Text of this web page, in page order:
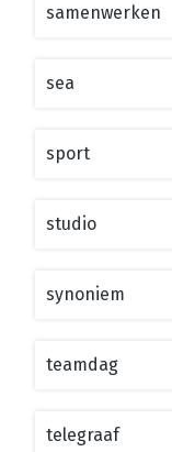
samenwerken
sea
sport
studio
synoniem
teamdag
telegraaf